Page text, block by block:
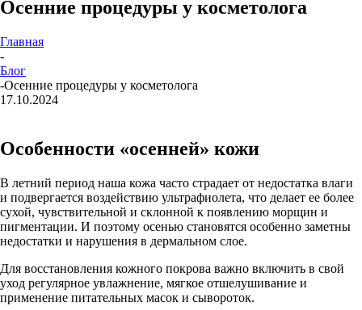
Осенние процедуры у косметолога
Главная
-
Блог
-Осенние процедуры у косметолога
17.10.2024
Особенности «осенней» кожи
В летний период наша кожа часто страдает от недостатка влаги
и подвергается воздействию ультрафиолета, что делает ее более
сухой, чувствительной и склонной к появлению морщин и
пигментации. И поэтому осенью становятся особенно заметны
недостатки и нарушения в дермальном слое.
Для восстановления кожного покрова важно включить в свой
уход регулярное увлажнение, мягкое отшелушивание и
применение питательных масок и сывороток.